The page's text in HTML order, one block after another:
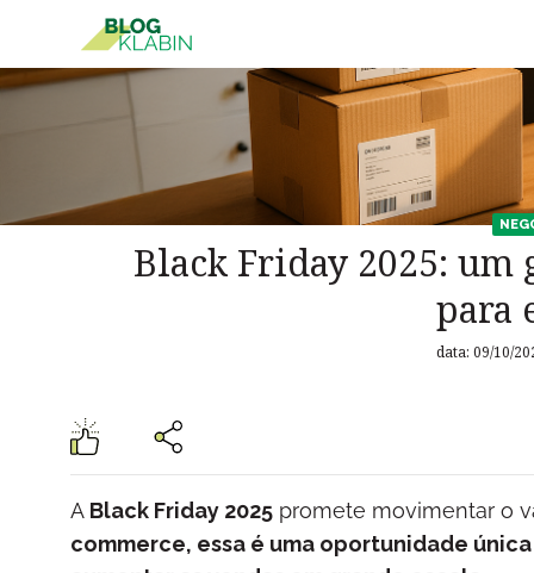
Pular para o Conteúdo principal
Black Friday 2025: um
para
data: 09/10/
A Black Friday 2025promete movimentar o
commerce, essa é uma oportunidade